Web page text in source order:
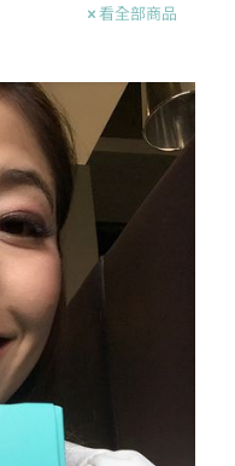
看全部商品